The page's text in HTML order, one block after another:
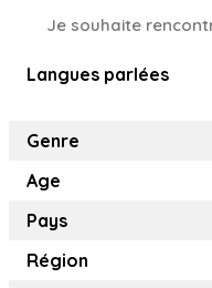
Je souhaite
Langues parlées
Genre
Age
Pays
Région